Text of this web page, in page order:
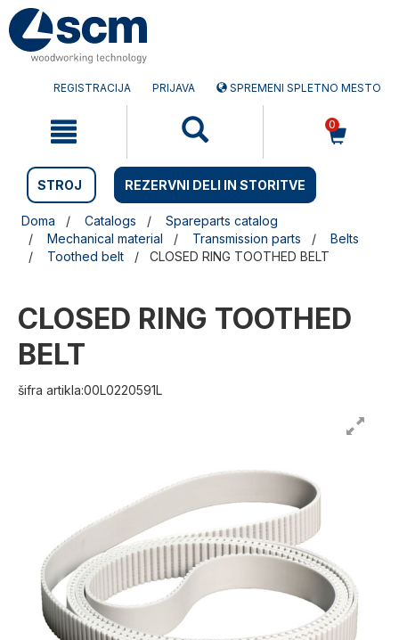
Preskočite
na
vsebino
Preskočite
na
navigacijski
REGISTRACIJA PRIJAVA SPREMENI SPLETNO MESTO
0
STROJ REZERVNI DELI IN STORITVE
Doma Catalogs
Spareparts catalog
Mechanical material
Transmission parts
Belts
Toothed belt
CLOSED RING TOOTHED BELT
CLOSED RING TOOTHED
BELT
šifra artikla:00L0220591L